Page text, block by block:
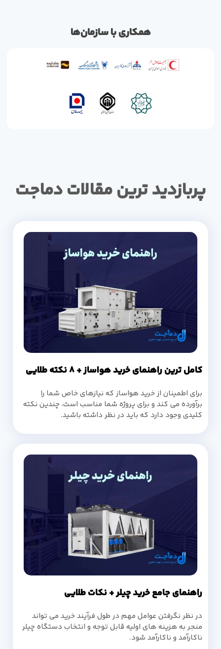
همکاری با سازمان‌ها
پربازدید ترین مقالات دماجت
کامل ترین راهنمای خرید هواساز + 8 نکته طلایی
برای اطمینان از خرید هواساز که نیازهای خاص شما را
برآورده می کند و برای پروژه شما مناسب است، چندین نکته
کلیدی وجود دارد که باید در نظر داشته باشید.
راهنمای جامع خرید چیلر + نکات طلایی
در نظر نگرفتن عوامل مهم در طول فرآیند خرید می تواند
منجر به هزینه های اولیه قابل توجه و انتخاب دستگاه چیلر
ناکارآمد و ناکارآمد شود.